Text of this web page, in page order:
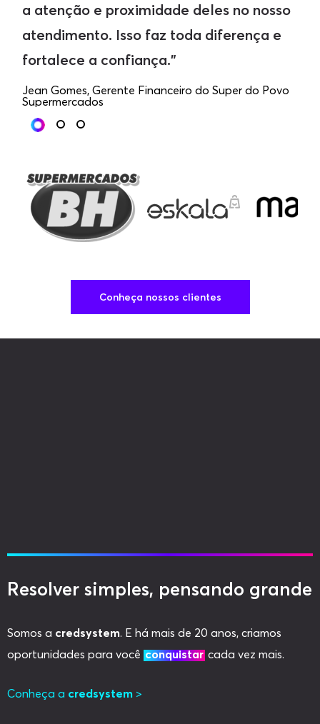
a atenção e proximidade deles no nosso
atendimento. Isso faz toda diferença e
fortalece a confiança.”
Jean Gomes, Gerente Financeiro do Super do Povo
Supermercados
Conheça nossos clientes
Resolver simples, pensando grande
Somos a credsystem. E há mais de 20 anos, criamos
oportunidades para você conquistar cada vez mais.
Conheça a credsystem >